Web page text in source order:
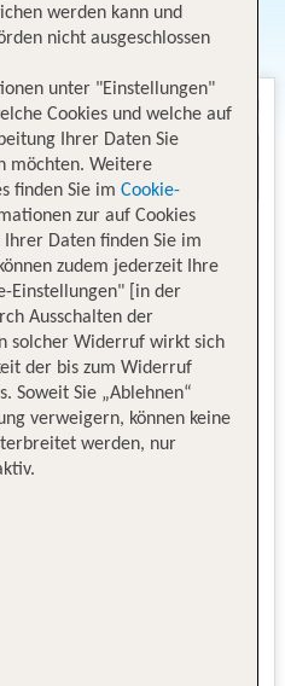
werden kann und
nicht ausgeschlossen
unter "Einstellungen"
Cookies und welche auf
Ihrer Daten Sie
möchten. Weitere
finden Sie im Cookie-
zur auf Cookies
Daten finden Sie im
zudem jederzeit Ihre
Einstellungen" [in der
Ausschalten der
solcher Widerruf wirkt sich
der bis zum Widerruf
Soweit Sie „Ablehnen“
verweigern, können keine
werden, nur